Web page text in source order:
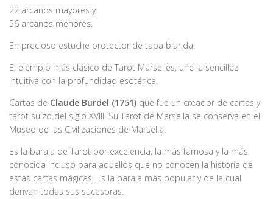
22 arcanos mayores y
56 arcanos menores.
En precioso estuche protector de tapa blanda.
El ejemplo más clásico de Tarot Marsellés, une la sencillez
intuitiva con la profundidad esotérica.
Cartas de Claude Burdel (1751) que fue un creador de cartas y
tarot suizo del siglo XVIII. Su Tarot de Marsella se conserva en el
Museo de las Civilizaciones de Marsella.
Es la baraja de Tarot por excelencia, la más famosa y la más
conocida incluso para aquellos que no conocen la historia de
estas cartas mágicas. Es la baraja más popular y de la cual
derivan todas sus sucesoras.